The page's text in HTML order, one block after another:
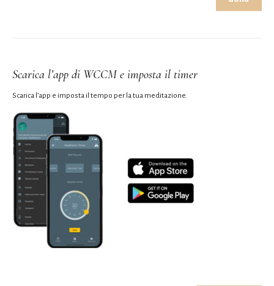
Scarica l’app di WCCM e imposta il timer
Scarica l’app e imposta il tempo per la tua meditazione.